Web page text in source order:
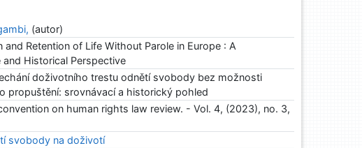
(autor)
and Retention of Life Without Parole in Europe : A
and Historical Perspective
doživotního trestu odnětí svobody bez možnosti
propuštění: srovnávací a historický pohled
on human rights law review. - Vol. 4, (2023), no. 3,
svobody na doživotí